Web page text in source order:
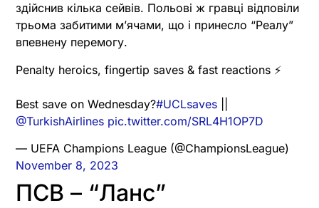
здійснив кілька сейвів. Польові ж гравці відповіли
трьома забитими м’ячами, що і принесло “Реалу”
впевнену перемогу.
Penalty heroics, fingertip saves & fast reactions ⚡️
Best save on Wednesday?#UCLsaves
@TurkishAirlines pic.twitter.com/SRL4H1OP7D
— UEFA Champions League (@ChampionsLeague)
November 8, 2023
ПСВ – “Ланс”